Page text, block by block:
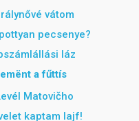
vátom
pecsenye?
láz
a fűttís
Matovičho
kaptam lajf!